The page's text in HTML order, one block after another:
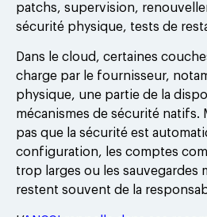
patchs, supervision,
sécurité physique, tests de
Dans le cloud, certaines
charge par le fournisseur,
physique, une partie de la
mécanismes de sécurité natifs.
pas que la sécurité est
configuration, les comptes
trop larges ou les sauvegardes
restent souvent de la